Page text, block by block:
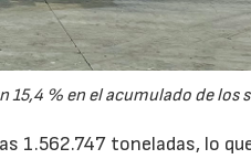
% en el acumulado de los
1.562.747 toneladas, lo